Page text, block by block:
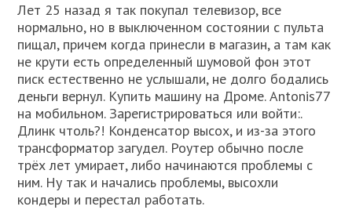
Лет 25 назад я так покупал телевизор, все
нормально, но в выключенном состоянии с пульта
пищал, причем когда принесли в магазин, а там как
не крути есть определенный шумовой фон этот
писк естественно не услышали, не долго бодались
деньги вернул. Купить машину на Дроме. Antonis77
на мобильном. Зарегистрироваться или войти:.
Длинк чтоль?! Конденсатор высох, и из-за этого
трансформатор загудел. Роутер обычно после
трёх лет умирает, либо начинаются проблемы с
ним. Ну так и начались проблемы, высохли
кондеры и перестал работать.